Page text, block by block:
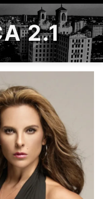
2.1